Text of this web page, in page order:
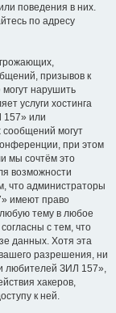
поведения в них.
по адресу
призывов к
нарушить
услуги хостинга
157» или
могут
при этом
мы сочтём это
возможности
что администраторы
имеют право
тему в любое
с тем, что
данных. Хотя эта
разрешения, ни
любителей ЗИЛ 157»,
хакеров,
к ней.